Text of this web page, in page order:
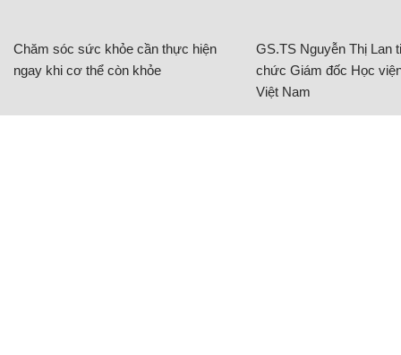
Chăm sóc sức khỏe cần thực hiện
ngay khi cơ thể còn khỏe
GS.TS Nguyễn Thị Lan
chức Giám đốc Học
Việt Nam